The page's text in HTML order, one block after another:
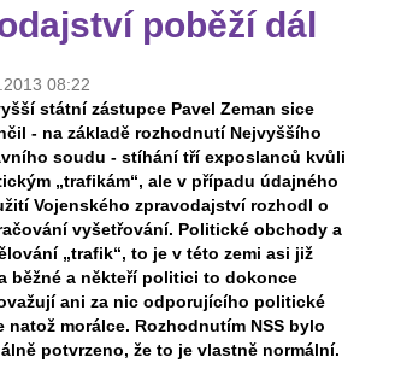
poběží dál
08:22
státní zástupce Pavel Zeman sice
- na základě rozhodnutí Nejvyššího
soudu - stíhání tří exposlanců kvůli
„trafikám“, ale v případu údajného
Vojenského zpravodajství rozhodl o
vyšetřování. Politické obchody a
„trafik“, to je v této zemi asi již
běžné a někteří politici to dokonce
ani za nic odporujícího politické
natož morálce. Rozhodnutím NSS bylo
potvrzeno, že to je vlastně normální.